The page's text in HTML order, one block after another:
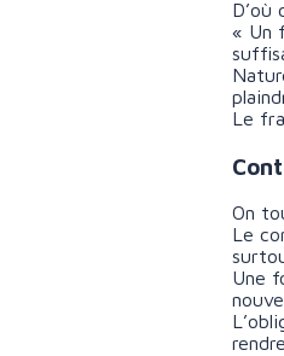
D’où
« Un
Le
On
Le
Une